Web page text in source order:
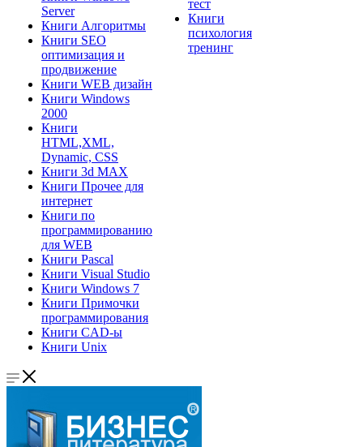
Server
Книги Алгоритмы
Книги SEO
оптимизация и
продвижение
Книги WEB дизайн
Книги Windows
2000
Книги
HTML,XML,
Dynamic, CSS
Книги 3d MAX
Книги Прочее для
интернет
Книги по
программированию
для WEB
Книги Pascal
Книги Visual Studio
Книги Windows 7
Книги Примочки
программирования
Книги CAD-ы
Книги Unix
тест
Книги
психология
тренинг